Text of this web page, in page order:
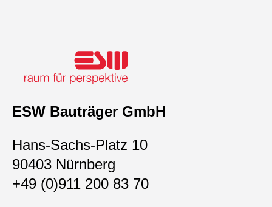
ESW Bauträger GmbH
Hans-Sachs-Platz 10
90403 Nürnberg
+49 (0)911 200 83 70